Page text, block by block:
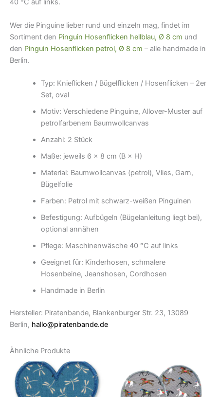
40 °C auf links.
Wer die Pinguine lieber rund und einzeln mag, findet im
Sortiment den Pinguin Hosenflicken hellblau, Ø 8 cm und
den Pinguin Hosenflicken petrol, Ø 8 cm – alle handmade in
Berlin.
Typ: Knieflicken / Bügelflicken / Hosenflicken – 2er
Set, oval
Motiv: Verschiedene Pinguine, Allover-Muster auf
petrolfarbenem Baumwollcanvas
Anzahl: 2 Stück
Maße: jeweils 6 × 8 cm (B × H)
Material: Baumwollcanvas (petrol), Vlies, Garn,
Bügelfolie
Farben: Petrol mit schwarz-weißen Pinguinen
Befestigung: Aufbügeln (Bügelanleitung liegt bei),
optional annähen
Pflege: Maschinenwäsche 40 °C auf links
Geeignet für: Kinderhosen, schmalere
Hosenbeine, Jeanshosen, Cordhosen
Handmade in Berlin
Hersteller: Piratenbande, Blankenburger Str. 23, 13089
Berlin, hallo@piratenbande.de
Ähnliche Produkte